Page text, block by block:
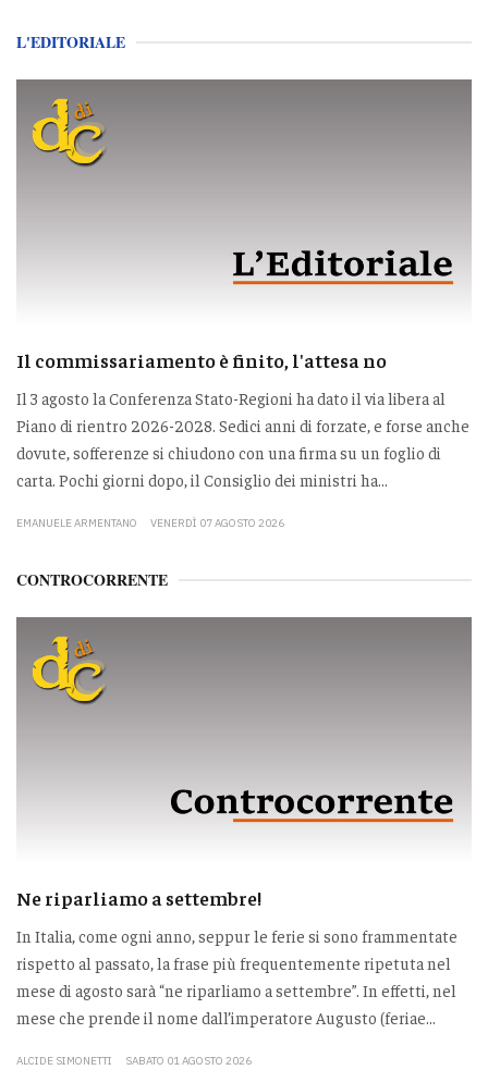
L'EDITORIALE
Il commissariamento è finito, l'attesa no
Il 3 agosto la Conferenza Stato-Regioni ha dato il via libera al
Piano di rientro 2026-2028. Sedici anni di forzate, e forse anche
dovute, sofferenze si chiudono con una firma su un foglio di
carta. Pochi giorni dopo, il Consiglio dei ministri ha...
EMANUELE ARMENTANO VENERDÌ 07 AGOSTO 2026
CONTROCORRENTE
Ne riparliamo a settembre!
In Italia, come ogni anno, seppur le ferie si sono frammentate
rispetto al passato, la frase più frequentemente ripetuta nel
mese di agosto sarà “ne riparliamo a settembre”. In effetti, nel
mese che prende il nome dall’imperatore Augusto (feriae...
ALCIDE SIMONETTI SABATO 01 AGOSTO 2026